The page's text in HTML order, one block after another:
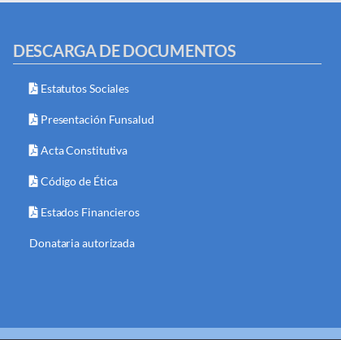
DESCARGA DE DOCUMENTOS
Estatutos Sociales
Presentación Funsalud
Acta Constitutiva
Código de Ética
Estados Financieros
Donataria autorizada